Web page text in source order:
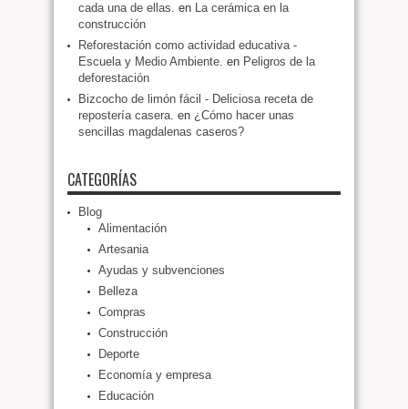
cada una de ellas. en La cerámica en la
construcción
Reforestación como actividad educativa -
Escuela y Medio Ambiente. en Peligros de la
deforestación
Bizcocho de limón fácil - Deliciosa receta de
repostería casera. en ¿Cómo hacer unas
sencillas magdalenas caseros?
CATEGORÍAS
Blog
Alimentación
Artesania
Ayudas y subvenciones
Belleza
Compras
Construcción
Deporte
Economía y empresa
Educación